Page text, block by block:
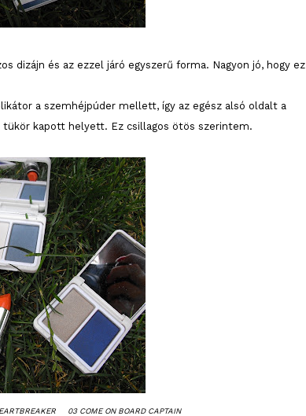
dizájn és az ezzel járó egyszerű forma. Nagyon jó, hogy ez
a szemhéjpúder mellett, így az egész alsó oldalt a
kapott helyett. Ez csillagos ötös szerintem.
03 COME ON BOARD CAPTAIN